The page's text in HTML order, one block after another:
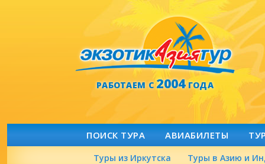
РАБОТАЕМ С2004ГОДА
ПОИСК ТУРА АВИАБИЛЕТЫ
Туры из Иркутска Туры в Азию и